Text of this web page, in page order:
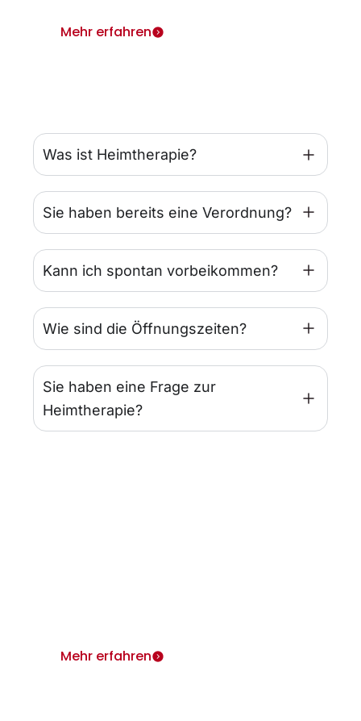
Was ist Heimtherapie?
Sie haben bereits eine Verordnung?
Kann ich spontan vorbeikommen?
Wie sind die Öffnungszeiten?
Sie haben eine Frage zur
Heimtherapie?
Mehr erfahren
Mehr erfahren